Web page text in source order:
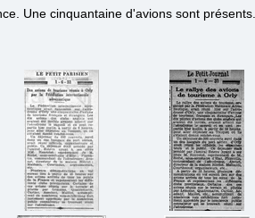
Une cinquantaine d'avions sont présents.